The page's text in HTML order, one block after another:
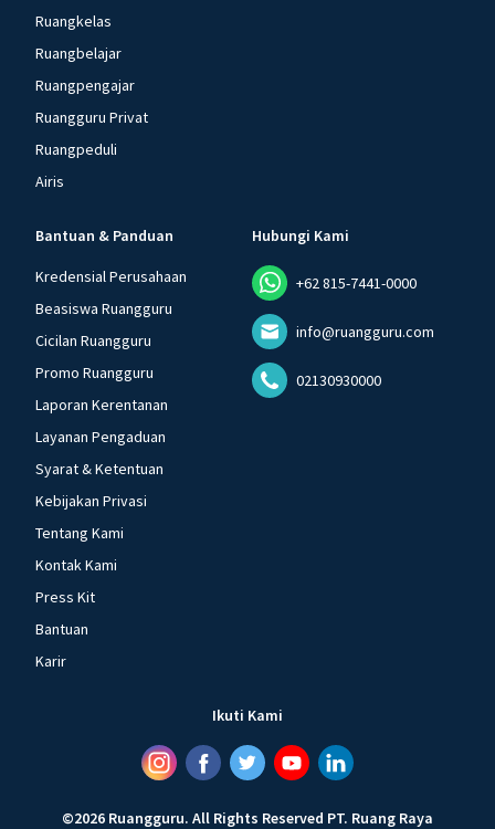
Ruangkelas
Ruangbelajar
Ruangpengajar
Ruangguru Privat
Ruangpeduli
Airis
Bantuan & Panduan
Kredensial Perusahaan
Beasiswa Ruangguru
Cicilan Ruangguru
Promo Ruangguru
Laporan Kerentanan
Layanan Pengaduan
Syarat & Ketentuan
Kebijakan Privasi
Tentang Kami
Kontak Kami
Press Kit
Bantuan
Karir
Hubungi Kami
+62 815-7441-0000
info@ruangguru.com
02130930000
Ikuti Kami
©2026 Ruangguru. All Rights Reserved PT. Ruang Raya